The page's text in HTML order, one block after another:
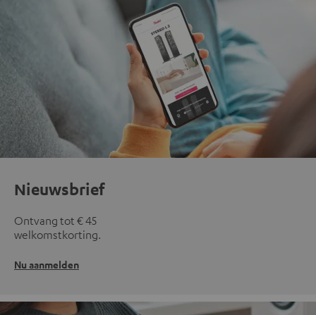
Nieuwsbrief
Ontvang tot € 45
welkomstkorting.
Nu aanmelden